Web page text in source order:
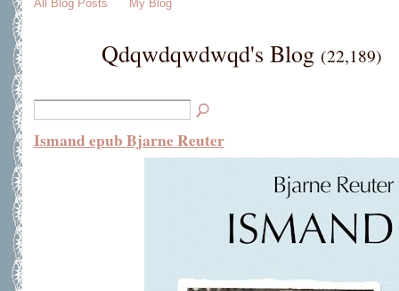
All Blog Posts My Blog
Qdqwdqwdwqd's Blog (22,189)
Ismand epub Bjarne Reuter